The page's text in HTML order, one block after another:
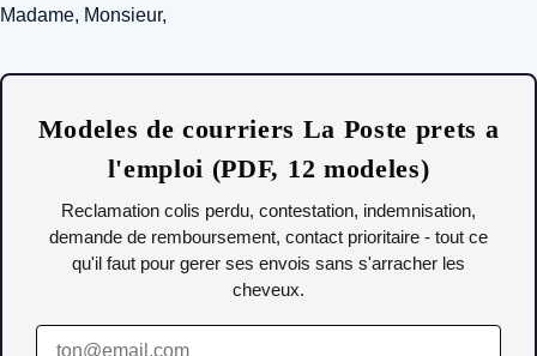
Madame, Monsieur,
Modeles de courriers La Poste prets a
l'emploi (PDF, 12 modeles)
Reclamation colis perdu, contestation, indemnisation,
demande de remboursement, contact prioritaire - tout ce
qu'il faut pour gerer ses envois sans s'arracher les
cheveux.